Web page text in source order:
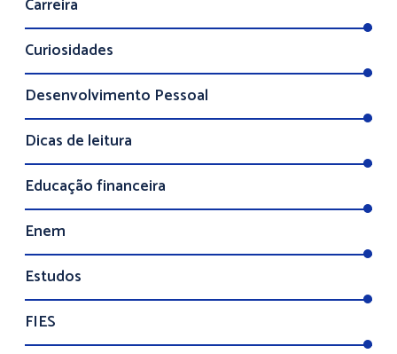
Carreira
Curiosidades
Desenvolvimento Pessoal
Dicas de leitura
Educação financeira
Enem
Estudos
FIES